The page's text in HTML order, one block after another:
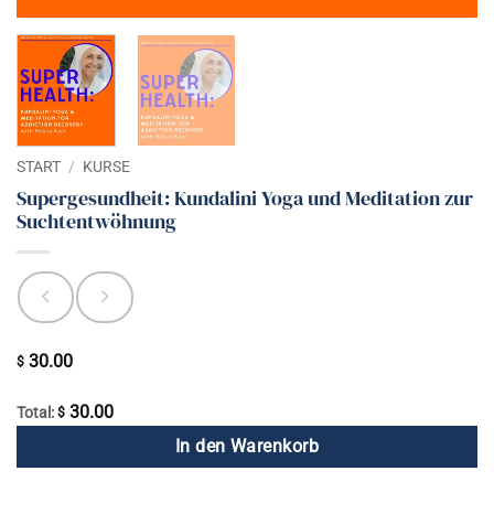
START / KURSE
Supergesundheit: Kundalini Yoga und Meditation zur
Suchtentwöhnung
$ 30.00
Total: $ 30.00
In den Warenkorb